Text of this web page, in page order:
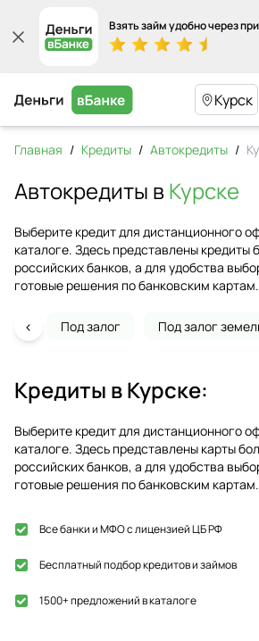
Взять займ удобно через
Курск
Главная / Кредиты / Автокредиты /
Автокредиты вКурске
Выберите кредит для дистанционного
каталоге. Здесь представлены кредиты
российских банков, а для удобства
готовые решения по банковским картам.
Под залог Под залог
‹
Кредиты вКурске:
Выберите кредит для дистанционного
каталоге. Здесь представлены карты
российских банков, а для удобства
готовые решения по банковским картам.
Все банки и МФО с лицензией ЦБ РФ
Бесплатный подбор кредитов и займов
1500+ предложений в каталоге